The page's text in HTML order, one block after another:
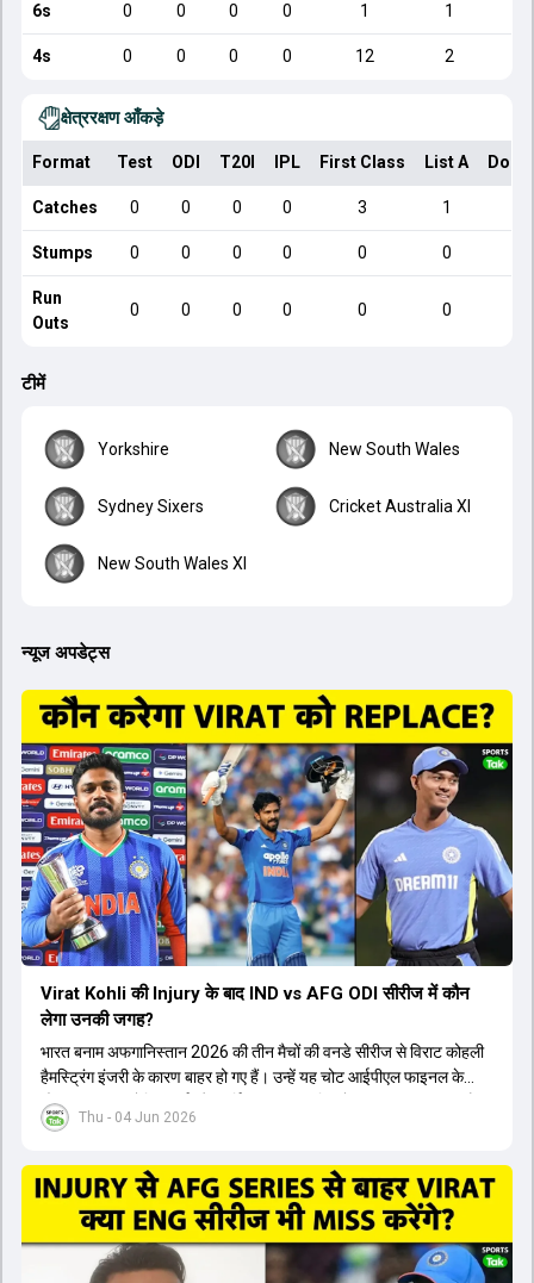
6s 0 0 0 0 1 1
4s 0 0 0 0 12 2
क्षेत्ररक्षण आँकड़े
Format Test ODI T20I IPL First Class List A
Catches 0 0 0 0 3 1
Stumps 0 0 0 0 0 0
Run
Outs
0 0 0 0 0 0
टीमें
Yorkshire New South Wales
Sydney Sixers Cricket Australia XI
New South Wales XI
न्यूज अपडेट्स
Thu - 04 Jun 2026
Virat Kohli की Injury के बाद IND vs AFG ODI सीरीज में कौन
लेगा उनकी जगह?
भारत बनाम अफगानिस्तान 2026 की तीन मैचों की वनडे सीरीज से विराट कोहली
हैमस्ट्रिंग इंजरी के कारण बाहर हो गए हैं। उन्हें यह चोट आईपीएल फाइनल के
दौरान लगी थी। रोहित शर्मा और हार्दिक पांड्या की फिटनेस पर भी अभी सवाल हैं,
इसलिए नंबर तीन पर कोहली की जगह एक मजबूत विकल्प खोजना जरूरी है। इस
रुतुराज गायकवाड़ 58.8 की लिस्ट ए औसत के साथ एक मजबूत विकल्प हैं। संजू
सैमसन भी बड़े दावेदार हैं, जिनका वनडे क्रिकेट में 56 से ज्यादा का औसत है।
यशस्वी जायसवाल को भी मौका मिल सकता है, हालांकि उनके बैटिंग ऑर्डर पर
विचार करना होगा। इसके अलावा 82 से ज्यादा की लिस्ट ए औसत वाले देवदत्त
पडिक्कल भी एक शानदार विकल्प हो सकते हैं। टीम मैनेजमेंट स्क्वाड में पहले से